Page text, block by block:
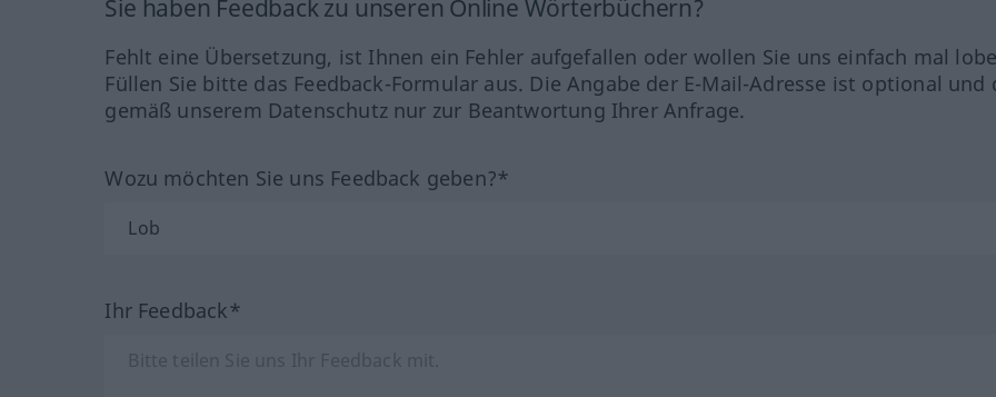
Sie haben Feedback zu unseren Online Wörterbüchern?
Fehlt eine Übersetzung, ist Ihnen ein Fehler aufgefallen oder wollen Sie uns einfach mal
Füllen Sie bitte das Feedback-Formular aus. Die Angabe der E-Mail-Adresse ist optional und
gemäß unserem Datenschutz nur zur Beantwortung Ihrer Anfrage.
Wozu möchten Sie uns Feedback geben?*
Ihr Feedback*